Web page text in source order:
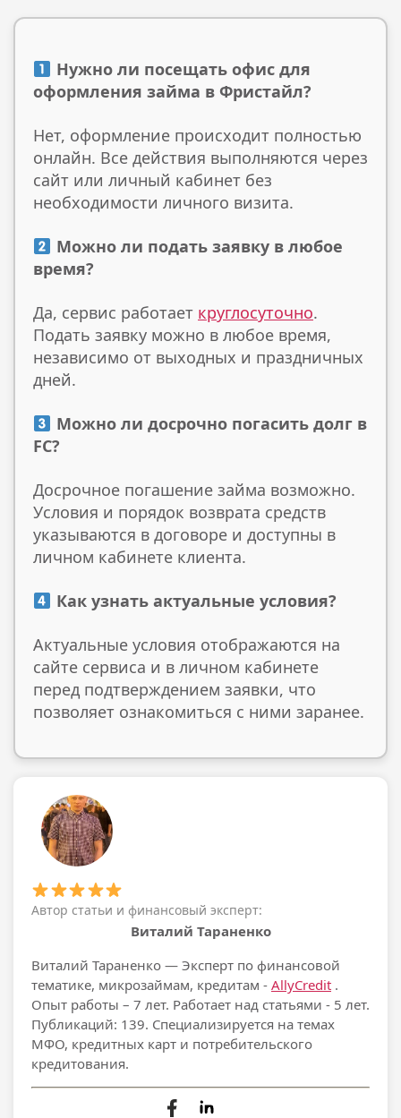
Нужно ли посещать офис для
оформления займа в Фристайл?
Нет, оформление происходит полностью
онлайн. Все действия выполняются через
сайт или личный кабинет без
необходимости личного визита.
Можно ли подать заявку в любое
время?
Да, сервис работает круглосуточно.
Подать заявку можно в любое время,
независимо от выходных и праздничных
дней.
Можно ли досрочно погасить долг в
FC?
Досрочное погашение займа возможно.
Условия и порядок возврата средств
указываются в договоре и доступны в
личном кабинете клиента.
Как узнать актуальные условия?
Актуальные условия отображаются на
сайте сервиса и в личном кабинете
перед подтверждением заявки, что
позволяет ознакомиться с ними заранее.
Автор статьи и финансовый эксперт:
Виталий Тараненко
Виталий Тараненко — Эксперт по финансовой
тематике, микрозаймам, кредитам - AllyCredit .
Опыт работы – 7 лет. Работает над статьями - 5 лет.
Публикаций: 139. Специализируется на темах
МФО, кредитных карт и потребительского
кредитования.